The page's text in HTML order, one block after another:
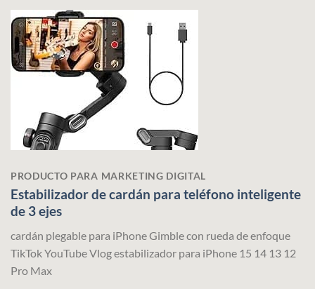
PRODUCTO PARA MARKETING DIGITAL
Estabilizador de cardán para teléfono inteligente
de 3 ejes
cardán plegable para iPhone Gimble con rueda de enfoque
TikTok YouTube Vlog estabilizador para iPhone 15 14 13 12
Pro Max